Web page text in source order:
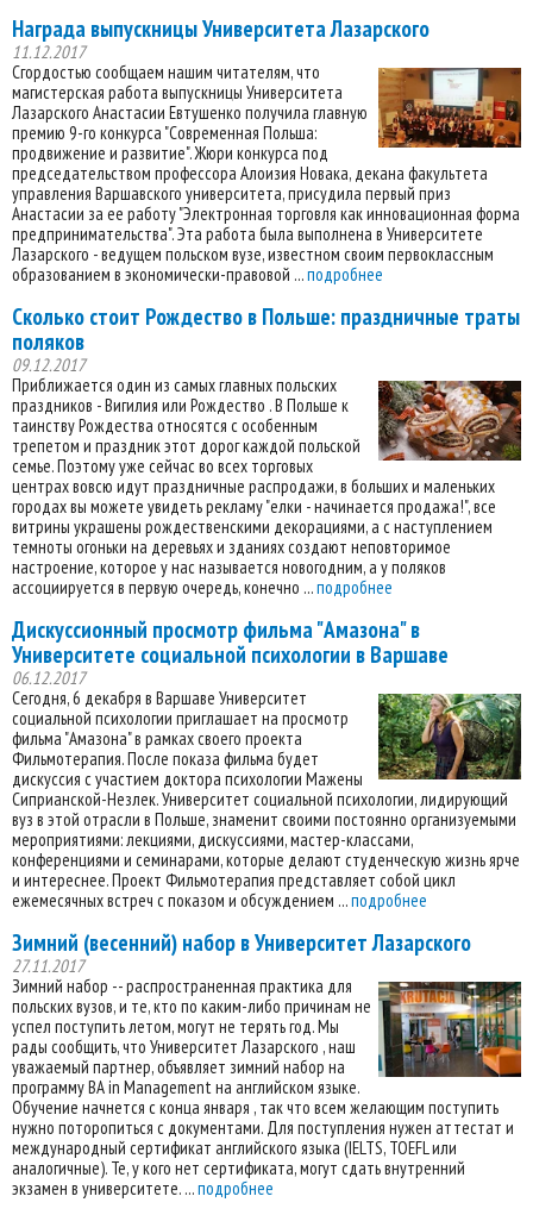
Награда выпускницы Университета Лазарского
11.12.2017
Сгордостью сообщаем нашим читателям, что
магистерская работа выпускницы Университета
Лазарского Анастасии Евтушенко получила главную
премию 9-го конкурса "Современная Польша:
продвижение и развитие". Жюри конкурса под
председательством профессора Алоизия Новака, декана факультета
управления Варшавского университета, присудила первый приз
Анастасии за ее работу "Электронная торговля как инновационная форма
предпринимательства". Эта работа была выполнена в Университете
Лазарского - ведущем польском вузе, известном своим первоклассным
образованием в экономически-правовой ...подробнее
Сколько стоит Рождество в Польше: праздничные траты
поляков
09.12.2017
Приближается один из самых главных польских
праздников - Вигилия или Рождество . В Польше к
таинству Рождества относятся с особенным
трепетом и праздник этот дорог каждой польской
семье. Поэтому уже сейчас во всех торговых
центрах вовсю идут праздничные распродажи, в больших и маленьких
городах вы можете увидеть рекламу "елки - начинается продажа!", все
витрины украшены рождественскими декорациями, а с наступлением
темноты огоньки на деревьях и зданиях создают неповторимое
настроение, которое у нас называется новогодним, а у поляков
ассоциируется в первую очередь, конечно ...подробнее
Дискуссионный просмотр фильма "Амазона" в
Университете социальной психологии в Варшаве
06.12.2017
Сегодня, 6 декабря в Варшаве Университет
социальной психологии приглашает на просмотр
фильма "Амазона" в рамках своего проекта
Фильмотерапия. После показа фильма будет
дискуссия с участием доктора психологии Мажены
Сиприанской-Незлек. Университет социальной психологии, лидирующий
вуз в этой отрасли в Польше, знаменит своими постоянно организуемыми
мероприятиями: лекциями, дискуссиями, мастер-классами,
конференциями и семинарами, которые делают студенческую жизнь ярче
и интереснее. Проект Фильмотерапия представляет собой цикл
ежемесячных встреч с показом и обсуждением ...подробнее
Зимний (весенний) набор в Университет Лазарского
27.11.2017
Зимний набор -- распространенная практика для
польских вузов, и те, кто по каким-либо причинам не
успел поступить летом, могут не терять год. Мы
рады сообщить, что Университет Лазарского , наш
уважаемый партнер, объявляет зимний набор на
программу BA in Management на английском языке.
Обучение начнется с конца января , так что всем желающим поступить
нужно поторопиться с документами. Для поступления нужен аттестат и
международный сертификат английского языка (IELTS, TOEFL или
аналогичные). Те, у кого нет сертификата, могут сдать внутренний
экзамен в университете. ...подробнее